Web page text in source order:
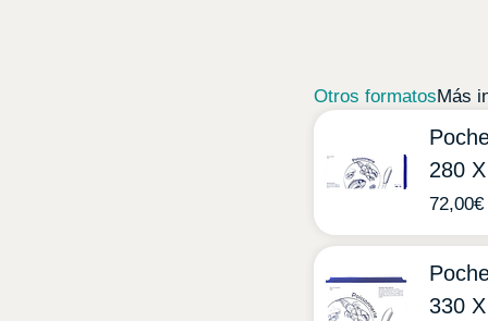
Otros formatosMás
280
72,00€
330